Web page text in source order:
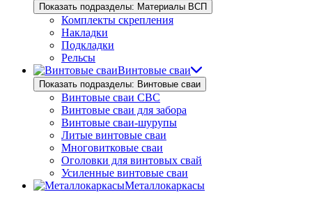
Показать подразделы: Материалы ВСП
Комплекты скрепления
Накладки
Подкладки
Рельсы
Винтовые сваи
Показать подразделы: Винтовые сваи
Винтовые сваи СВС
Винтовые сваи для забора
Винтовые сваи-шурупы
Литые винтовые сваи
Многовитковые сваи
Оголовки для винтовых свай
Усиленные винтовые сваи
Металлокаркасы